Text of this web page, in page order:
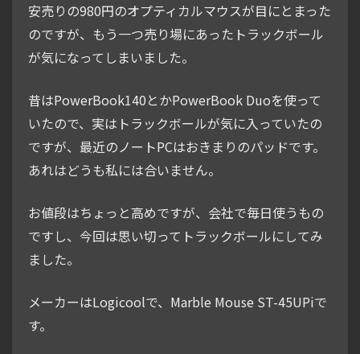
安売りの980円のオプティカルマウスが目にとまった
のですが、もう一つ売り場にあったトラックボール
が気になってしまいました。
昔はPowerBook140とかPowerBook Duoを使って
いたので、実はトラックボールが気に入っていたの
ですが、最近のノートPCはおきまりのパッドです。
あれはどうも私には合いません。
お値段はちょっと高めですが、会社で毎日使うもの
ですし、今回は思い切ってトラックボールにしてみ
ました。
メーカーはLogicoolで、Marble Mouse ST-45UPiで
す。